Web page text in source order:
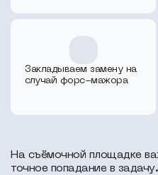
Закладываем замену на
случай форс-мажора
На съёмочной площадке
точное попадание в